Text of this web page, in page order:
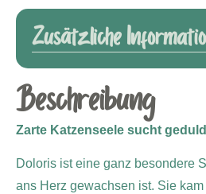
Zusätzliche
Beschreibung
Zarte Katzenseele sucht
Doloris ist eine ganz besondere
ans Herz gewachsen ist. Sie